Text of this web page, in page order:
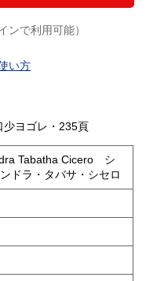
ンで利用可能）
い方
少ヨゴレ・235頁
Tabatha Cicero シ
ドラ・タバサ・シセロ